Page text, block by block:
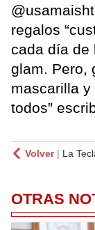
regalos
cada día de
glam. Pero,
mascarilla
todos”
Volver| La
OTRAS